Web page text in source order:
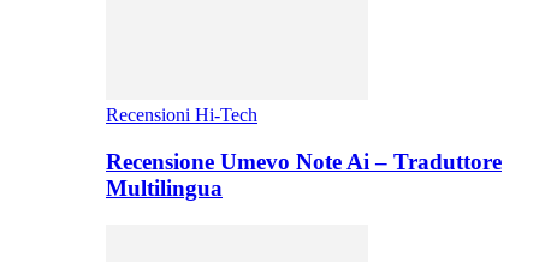
Recensioni Hi-Tech
Recensione Umevo Note Ai – Traduttore
Multilingua